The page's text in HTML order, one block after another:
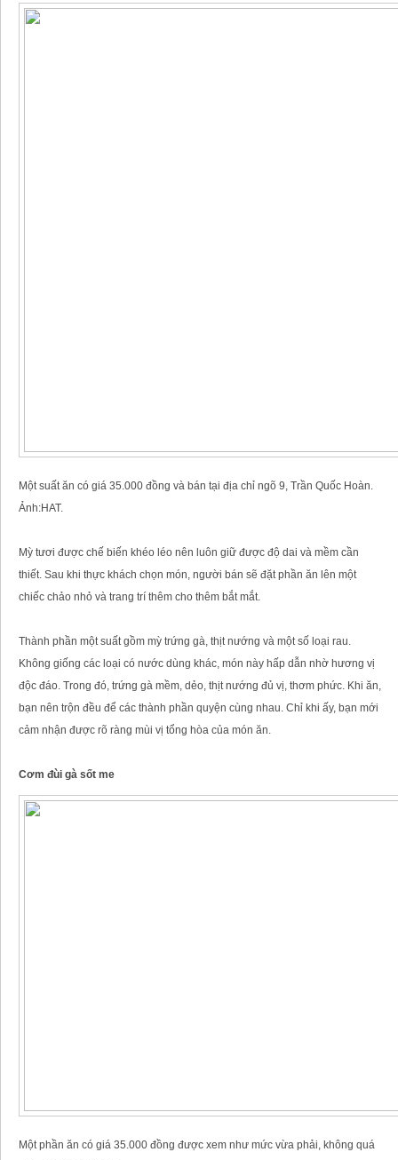
Một suất ăn có giá 35.000 đồng và bán tại địa chỉ ngõ 9, Trần Quốc Hoàn.
Ảnh:HAT.
Mỳ tươi được chế biến khéo léo nên luôn giữ được độ dai và mềm cần
thiết. Sau khi thực khách chọn món, người bán sẽ đặt phần ăn lên một
chiếc chảo nhỏ và trang trí thêm cho thêm bắt mắt.
Thành phần một suất gồm mỳ trứng gà, thịt nướng và một số loại rau.
Không giống các loại có nước dùng khác, món này hấp dẫn nhờ hương vị
độc đáo. Trong đó, trứng gà mềm, dẻo, thịt nướng đủ vị, thơm phức. Khi ăn,
bạn nên trộn đều để các thành phần quyện cùng nhau. Chỉ khi ấy, bạn mới
cảm nhận được rõ ràng mùi vị tổng hòa của món ăn.
Cơm đùi gà sốt me
Một phần ăn có giá 35.000 đồng được xem như mức vừa phải, không quá